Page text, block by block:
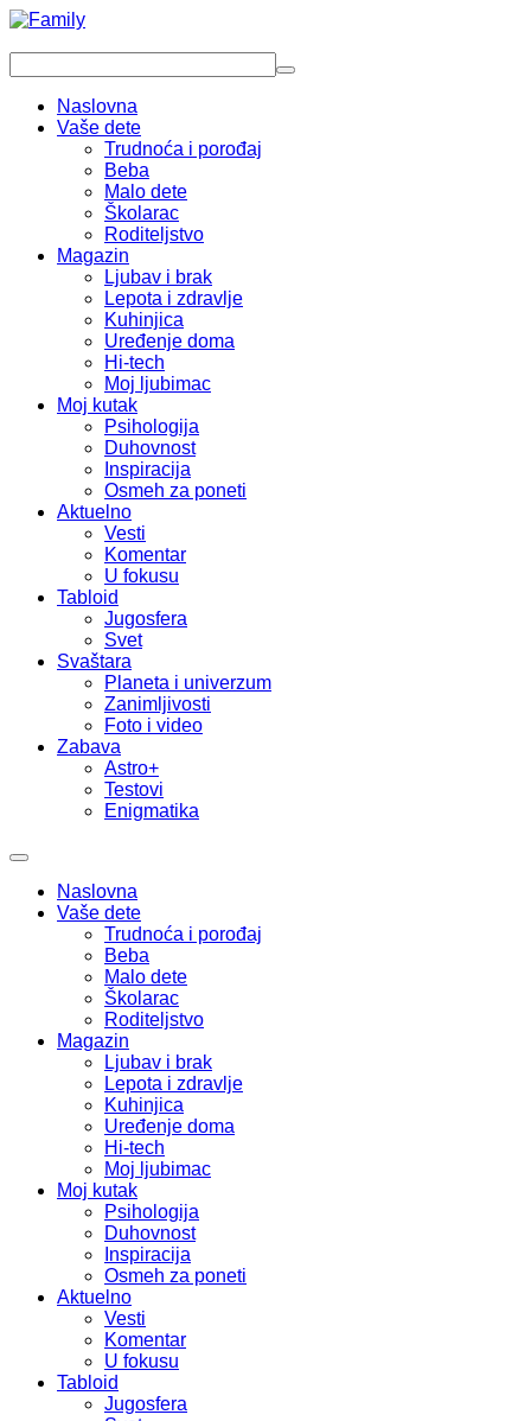
Naslovna
Vaše dete
Trudnoća i porođaj
Beba
Malo dete
Školarac
Roditeljstvo
Magazin
Ljubav i brak
Lepota i zdravlje
Kuhinjica
Uređenje doma
Hi-tech
Moj ljubimac
Moj kutak
Psihologija
Duhovnost
Inspiracija
Osmeh za poneti
Aktuelno
Vesti
Komentar
U fokusu
Tabloid
Jugosfera
Svet
Svaštara
Planeta i univerzum
Zanimljivosti
Foto i video
Zabava
Astro+
Testovi
Enigmatika
Naslovna
Vaše dete
Trudnoća i porođaj
Beba
Malo dete
Školarac
Roditeljstvo
Magazin
Ljubav i brak
Lepota i zdravlje
Kuhinjica
Uređenje doma
Hi-tech
Moj ljubimac
Moj kutak
Psihologija
Duhovnost
Inspiracija
Osmeh za poneti
Aktuelno
Vesti
Komentar
U fokusu
Tabloid
Jugosfera